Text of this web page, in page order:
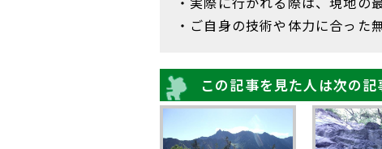
・ご自身の技術や体力に合った
この記事を見た人は次の